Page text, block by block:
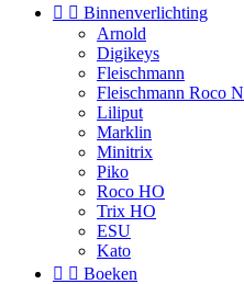
  Binnenverlichting
Arnold
Digikeys
Fleischmann
Fleischmann Roco N
Liliput
Marklin
Minitrix
Piko
Roco HO
Trix HO
ESU
Kato
  Boeken